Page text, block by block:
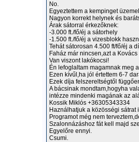
No.
Egyeztettem a kempinget
Nagyon korrekt helynek és
Árak sátorral érkezőknek:
-3.000 ft./fő/éj a sátorhely
-1.500 ft./fő/éj a vizesblokk
Tehát sátorosan 4.500 ft/fő/éj a
Faház már nincsen,azt a
Van viszont lakókocsi!
Én lefoglaltam magamnak meg
Ezen kívűl,ha jól értettem 6-7
Ezek díja felszereltségtől
A bácsinak mondtam,hogyha
intézze mindenki magának az
Kossik Miklós +36305343334
Haználhatjuk a közösségi
Programot még nem
Szalonnázáshoz fát kell majd
Egyelőre ennyi.
Csumi.